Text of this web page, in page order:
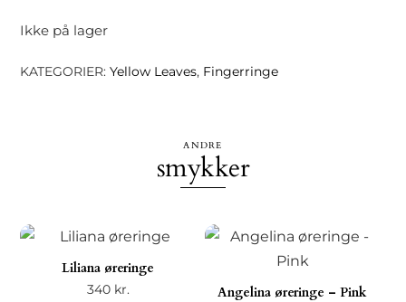
Ikke på lager
KATEGORIER:Yellow Leaves, Fingerringe
ANDRE
smykker
Liliana øreringe
340 kr. Angelina øreringe – Pink